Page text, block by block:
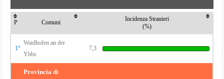
P Comuni
Incidenza Stranieri
(%)
1°
Waidhofen an der
Ybbs
7,3
Provincia di